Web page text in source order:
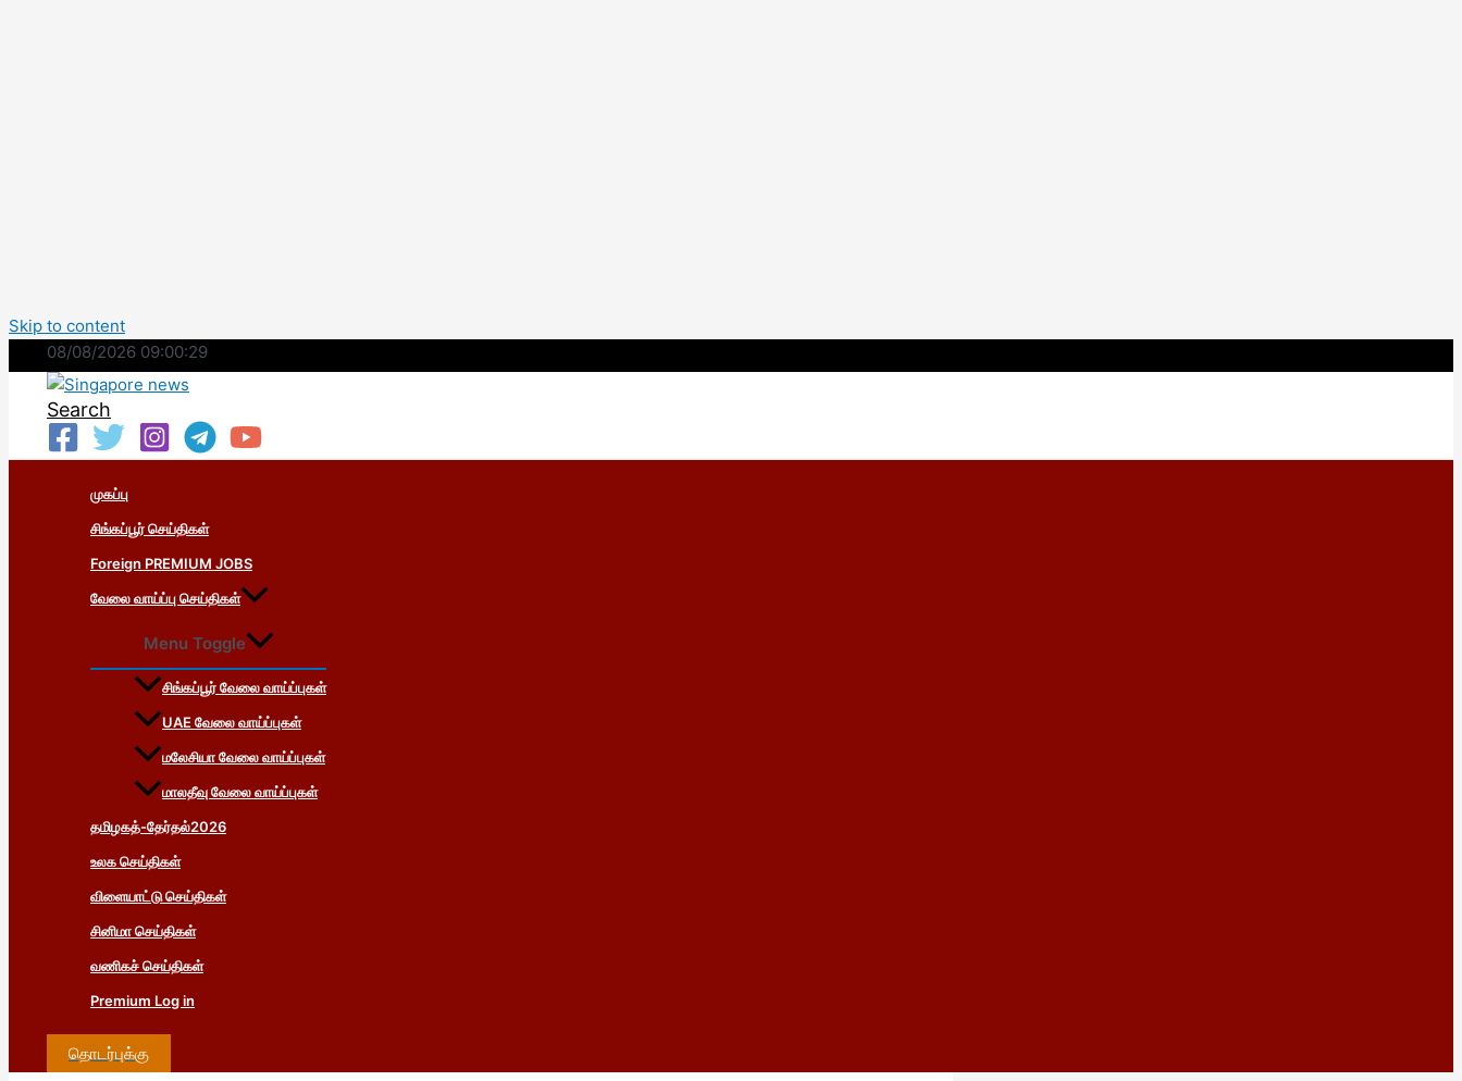
Skip to content
08/08/2026 09:00:30
Search
முகப்பு
சிங்கப்பூர் செய்திகள்
Foreign PREMIUM JOBS
வேலை வாய்ப்பு செய்திகள்
Menu Toggle
சிங்கப்பூர் வேலை வாய்ப்புகள்
UAE வேலை வாய்ப்புகள்
மலேசியா வேலை வாய்ப்புகள்
மாலதீவு வேலை வாய்ப்புகள்
தமிழகத்-தேர்தல்2026
உலக செய்திகள்
விளையாட்டு செய்திகள்
சினிமா செய்திகள்
வணிகச் செய்திகள்
Premium Log in
தொடர்புக்கு